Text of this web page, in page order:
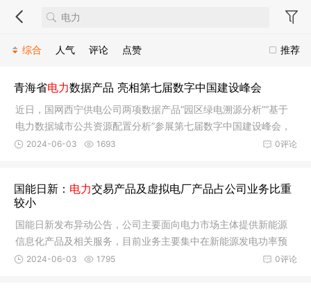
推荐
综合 人气 评论 点赞
青海省电力数据产品 亮相第七届数字中国建设峰会
近日，国网西宁供电公司两项数据产品“园区绿电溯源分析”“基于
电力数据城市公共资源配置分析”参展第七届数字中国建设峰会，
展
0评论
2024-06-03 1693
国能日新： 电力交易产品及虚拟电厂产品占公司业务比重
较小
国能日新发布异动公告，公司主要面向电力市场主体提供新能源
信息化产品及相关服务，目前业务主要集中在新能源发电功率预
测和新能
0评论
2024-06-03 1795